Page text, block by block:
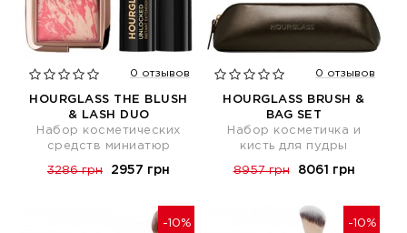
0 отзывов
HOURGLASS THE BLUSH
& LASH DUO
Набор косметических
средств миниатюр
3286 грн 2957 грн
0 отзывов
HOURGLASS BRUSH &
BAG SET
Набор косметичка и
кисть для пудры
8957 грн 8061 грн
-10% -10%